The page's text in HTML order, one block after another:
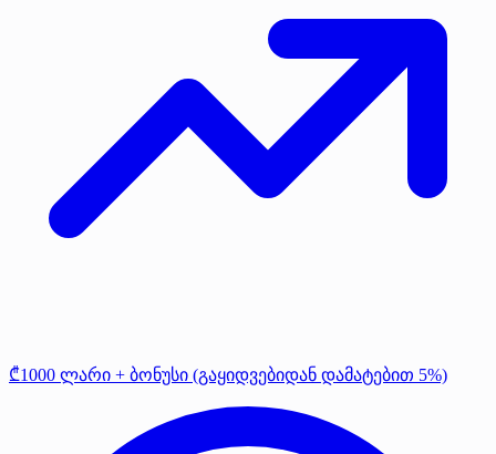
₾1000 ლარი + ბონუსი (გაყიდვებიდან დამატებით 5%)